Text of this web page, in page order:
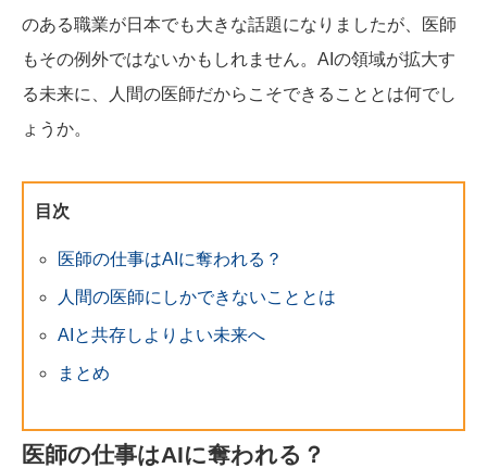
のある職業が日本でも大きな話題になりましたが、医師
もその例外ではないかもしれません。AIの領域が拡大す
る未来に、人間の医師だからこそできることとは何でし
ょうか。
目次
医師の仕事はAIに奪われる？
人間の医師にしかできないこととは
AIと共存しよりよい未来へ
まとめ
医師の仕事はAIに奪われる？